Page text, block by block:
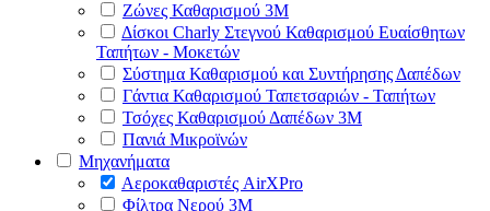
Ζώνες Καθαρισμού 3Μ
Δίσκοι Charly Στεγνού Καθαρισμού Ευαίσθητων
Ταπήτων - Μοκετών
Σύστημα Καθαρισμού και Συντήρησης Δαπέδων
Γάντια Καθαρισμού Ταπετσαριών - Ταπήτων
Τσόχες Καθαρισμού Δαπέδων 3Μ
Πανιά Μικροϊνών
Μηχανήματα
Αεροκαθαριστές AirXPro
Φίλτρα Νερού 3M